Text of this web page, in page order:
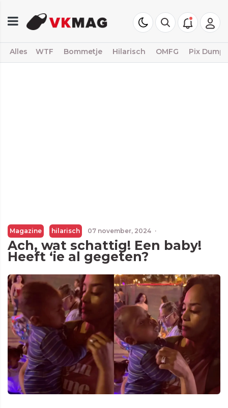
Alles WTF Bommetje Hilarisch OMFG Pix Dump
Magazine hilarisch 07 november, 2024 ·
Ach, wat schattig! Een baby!
Heeft ‘ie al gegeten?